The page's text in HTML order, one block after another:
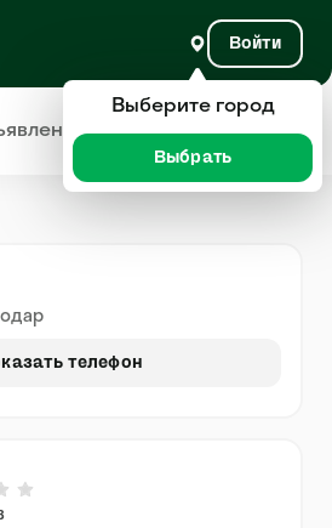
Войти
Отзывы
телефон
Выберите город
Выбрать